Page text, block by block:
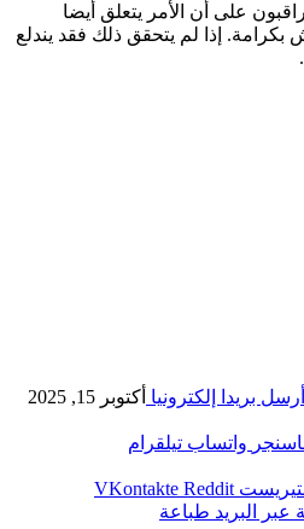
على أن الأمر يتعلق أيضا
بكرامة. إذا لم يتحقق ذلك فقد يندلع
أرسل بريدا إلكترونيا أكتوبر 15, 2025
واتساب تيلقرام
البريد طباعة